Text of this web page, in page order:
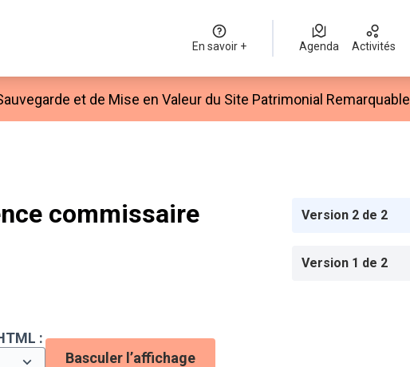
En savoir + Agenda Activités
et de Mise en Valeur du Site Patrimonial Remarquable
commissaire
:
Basculer l’affichage
Version 2 de 2
Version 1 de 2